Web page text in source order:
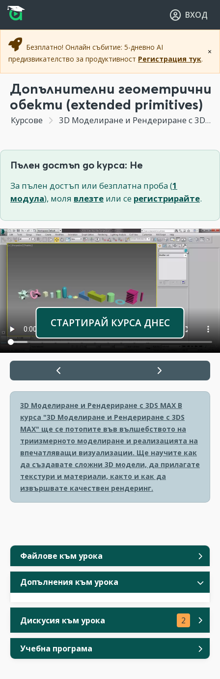
Прескочи към основното съдържание
Прескочи към навигацията
ВХОД
×
Безплатно! Онлайн събитие: 5-дневно AI
предизвикателство за продуктивност Регистрация тук.
Файлове към урока
Допълнения към урока
Дискусия към урока 2
Учебна програма
Допълнителни геометрични
обекти (extended primitives)
Курсове 3D Моделиране и Рендериране с 3DS MAX
Пълен достъп до курса: Не
За пълен достъп или безплатна проба (1
модула), моля влезте или се регистрирайте.
СТАРТИРАЙ КУРСА ДНЕС
3D Моделиране и Рендериране с 3DS MAX В
курса "3D Моделиране и Рендериране с 3DS
MAX" ще се потопите във вълшебството на
триизмерното моделиране и реализацията на
впечатляващи визуализации. Ще научите как
да създавате сложни 3D модели, да прилагате
текстури и материали, както и как да
извършвате качествен рендеринг.